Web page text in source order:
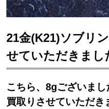
21金(K21)ソブリ
せていただきまし
こちら、8gございま
買取りさせていただき